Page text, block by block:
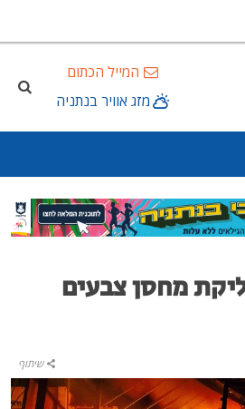
המייל הכתום
מזג אוויר בנתניה
מחסן צבעים
שיתוף